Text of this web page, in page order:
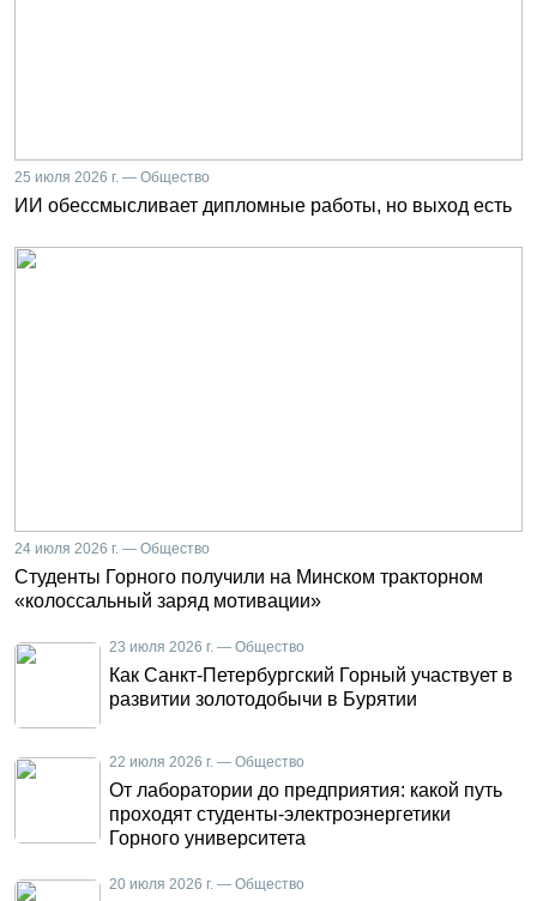
25 июля 2026 г. — Общество
ИИ обессмысливает дипломные работы, но выход есть
24 июля 2026 г. — Общество
Студенты Горного получили на Минском тракторном
«колоссальный заряд мотивации»
23 июля 2026 г. — Общество
Как Санкт-Петербургский Горный участвует в
развитии золотодобычи в Бурятии
22 июля 2026 г. — Общество
От лаборатории до предприятия: какой путь
проходят студенты-электроэнергетики
Горного университета
20 июля 2026 г. — Общество